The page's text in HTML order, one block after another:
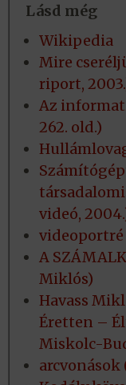
Lásd még
Wikipedia
Mire
riport,
Az
262. old.)
videó,
videoportré
A
Miklós)
Havass
Éretten –
Miskolc-
arcvonások